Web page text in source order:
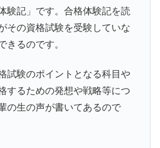
験記」です。合格体験記を読
その資格試験を受験していな
きるのです。
試験のポイントとなる科目や
するための発想や戦略等につ
の生の声が書いてあるので